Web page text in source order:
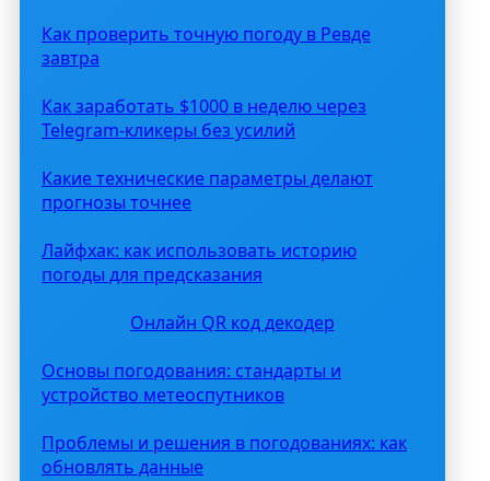
Как проверить точную погоду в Ревде
завтра
Как заработать $1000 в неделю через
Telegram-кликеры без усилий
Какие технические параметры делают
прогнозы точнее
Лайфхак: как использовать историю
погоды для предсказания
Онлайн QR код декодер
Основы погодования: стандарты и
устройство метеоспутников
Проблемы и решения в погодованиях: как
обновлять данные